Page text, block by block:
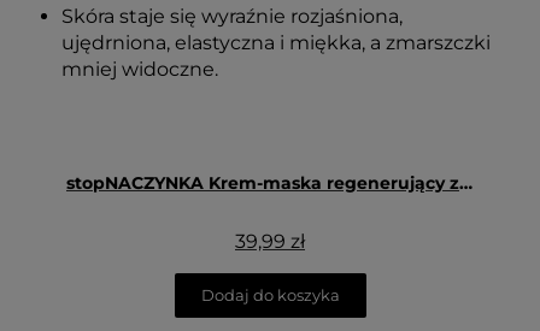
Skóra staje się wyraźnie rozjaśniona,
ujędrniona, elastyczna i miękka, a zmarszczki
mniej widoczne.
stopNACZYNKA Krem-maska regenerujący z hesperydyną na noc 50 ml - Floslek
39,99 zł
Dodaj do koszyka